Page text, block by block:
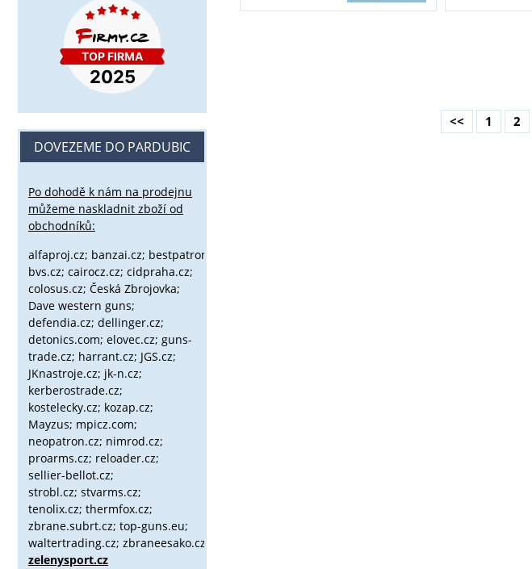
<< 1 2
DOVEZEME DO PARDUBIC
Po dohodě k nám na prodejnu
můžeme naskladnit zboží od
obchodníků:
alfaproj.cz; banzai.cz; bestpatron.eu;
bvs.cz; cairocz.cz; cidpraha.cz;
colosus.cz; Česká Zbrojovka;
Dave western guns;
defendia.cz; dellinger.cz;
detonics.com; elovec.cz; guns-
trade.cz; harrant.cz; JGS.cz;
JKnastroje.cz; jk-n.cz;
kerberostrade.cz;
kostelecky.cz; kozap.cz;
Mayzus; mpicz.com;
neopatron.cz; nimrod.cz;
proarms.cz; reloader.cz;
sellier-bellot.cz;
strobl.cz; stvarms.cz;
tenolix.cz; thermfox.cz;
zbrane.subrt.cz; top-guns.eu;
waltertrading.cz; zbraneesako.cz;
zelenysport.cz